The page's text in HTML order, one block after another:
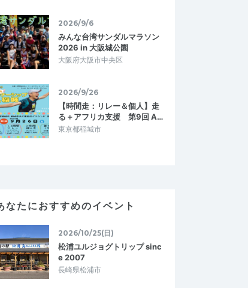
2026/9/6
みんな台湾サンダルマラソン
2026 in 大阪城公園
大阪府大阪市中央区
2026/9/26
【時間走：リレー＆個人】走
る＋アフリカ支援 第9回 A…
東京都稲城市
なたにおすすめのイベント
2026/10/25(日)
松浦ユルジョグトリップ sinc
e 2007
長崎県松浦市